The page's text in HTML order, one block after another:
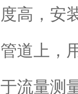
度高，安
管道上，
于流量测